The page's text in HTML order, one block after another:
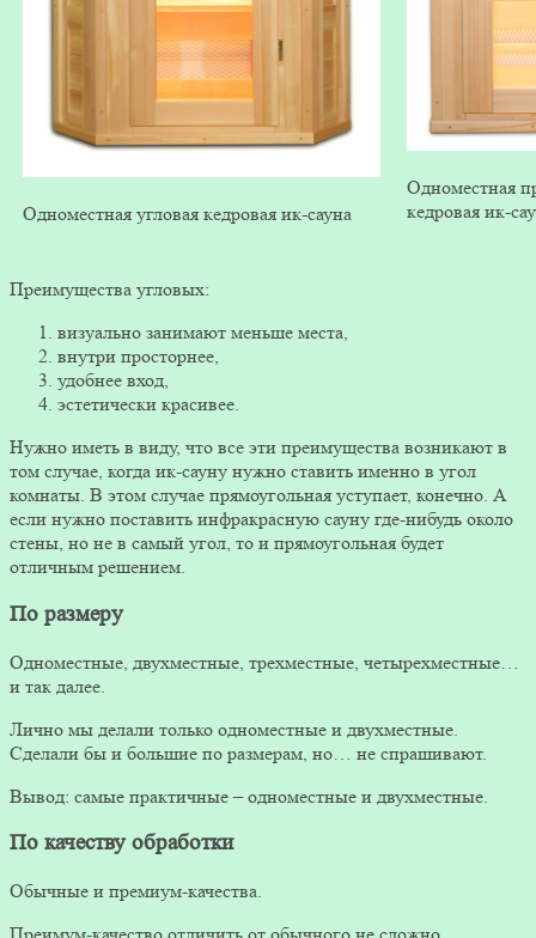
Одноместная угловая кедровая ик-сауна
Одноместная
кедровая ик-
Преимущества угловых:
визуально занимают меньше места,
внутри просторнее,
удобнее вход,
эстетически красивее.
Нужно иметь в виду, что все эти преимущества возникают в
том случае, когда ик-сауну нужно ставить именно в угол
комнаты. В этом случае прямоугольная уступает, конечно. А
если нужно поставить инфракрасную сауну где-нибудь около
стены, но не в самый угол, то и прямоугольная будет
отличным решением.
По размеру
Одноместные, двухместные, трехместные, четырехместные…
и так далее.
Лично мы делали только одноместные и двухместные.
Сделали бы и большие по размерам, но… не спрашивают.
Вывод: самые практичные – одноместные и двухместные.
По качеству обработки
Обычные и премиум-качества.